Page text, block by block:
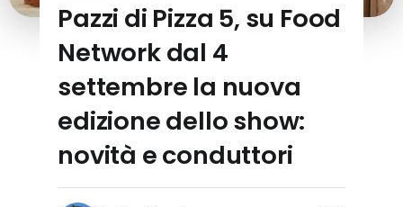
Pazzi di Pizza 5, su Food
Network dal 4
settembre la nuova
edizione dello show:
novità e conduttori